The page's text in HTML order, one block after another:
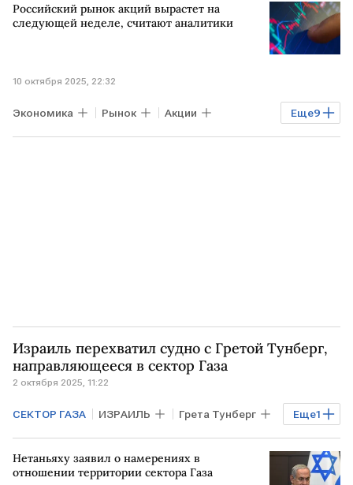
Российский рынок акций вырастет на
следующей неделе, считают аналитики
10 октября 2025, 22:32
Еще9
Экономика Рынок Акции
Индексы США РФ
Израиль перехватил судно с Гретой Тунберг,
направляющееся в сектор Газа
2 октября 2025, 11:22
Еще1
СЕКТОР ГАЗА ИЗРАИЛЬ Грета Тунберг
В мире
Нетаньяху заявил о намерениях в
отношении территории сектора Газа